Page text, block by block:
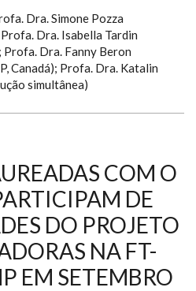
Dra. Simone Pozza
Dra. Isabella Tardin
Dra. Fanny Beron
Canadá); Profa. Dra. Katalin
simultânea)
COM O
DE
DO PROJETO
NA FT-
EM SETEMBRO